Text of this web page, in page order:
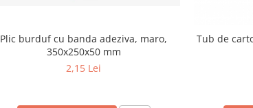
Plic burduf cu banda adeziva, maro,
350x250x50 mm
2,15 Lei
Tub de